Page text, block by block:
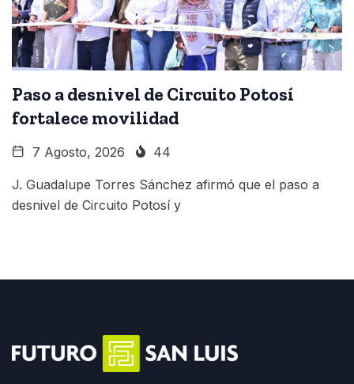
Paso a desnivel de Circuito Potosí
fortalece movilidad
7 Agosto, 2026 44
J. Guadalupe Torres Sánchez afirmó que el paso a
desnivel de Circuito Potosí y